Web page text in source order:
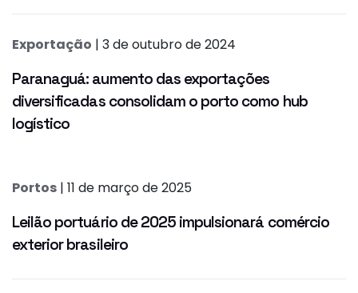
Exportação | 3 de outubro de 2024
Paranaguá: aumento das exportações
diversificadas consolidam o porto como hub
logístico
Portos | 11 de março de 2025
Leilão portuário de 2025 impulsionará comércio
exterior brasileiro